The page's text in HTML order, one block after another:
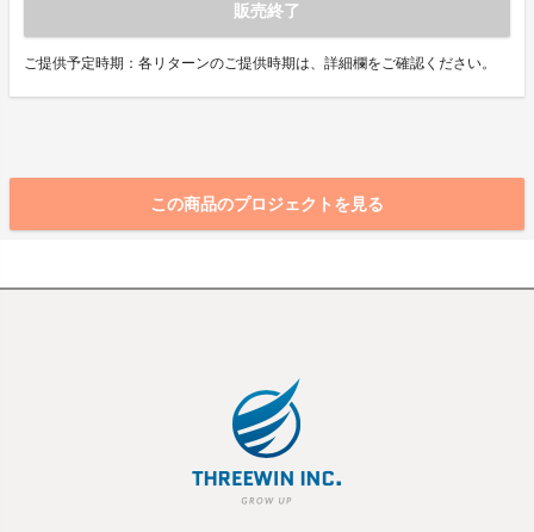
販売終了
ご提供予定時期：各リターンのご提供時期は、詳細欄をご確認ください。
この商品のプロジェクトを見る